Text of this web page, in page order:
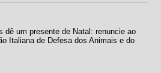
dê um presente de Natal: renuncie ao
Italiana de Defesa dos Animais e do